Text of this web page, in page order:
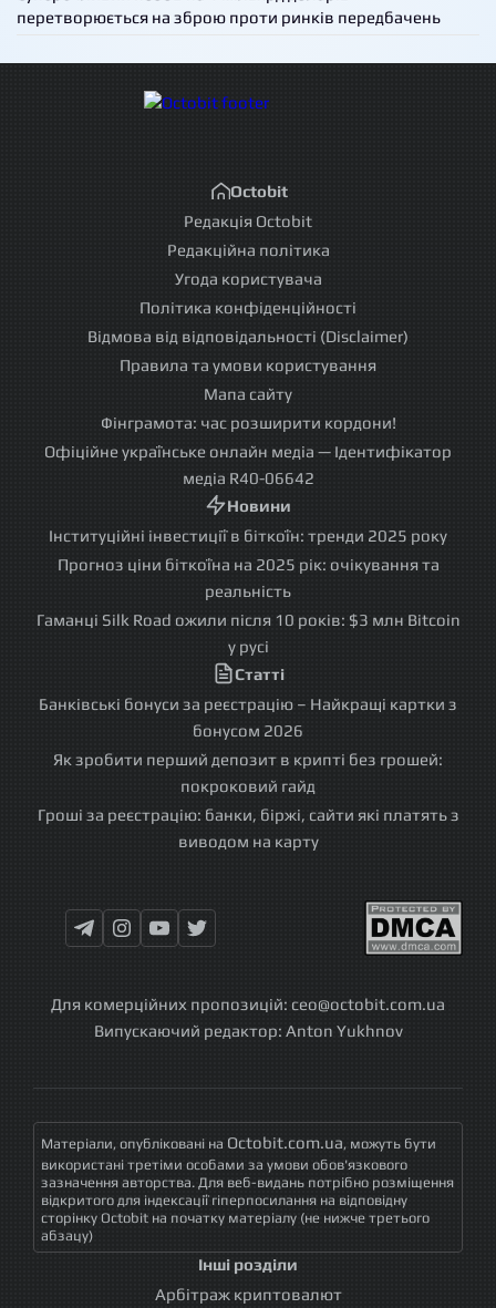
перетворюється на зброю проти ринків передбачень
Octobit
Редакція Octobit
Редакційна політика
Угода користувача
Політика конфіденційності
Відмова від відповідальності (Disclaimer)
Правила та умови користування
Мапа сайту
Фінграмота: час розширити кордони!
Офіційне українське онлайн медіа — Ідентифікатор
медіа R40-06642
Новини
Інституційні інвестиції в біткоїн: тренди 2025 року
Прогноз ціни біткоїна на 2025 рік: очікування та
реальність
Гаманці Silk Road ожили після 10 років: $3 млн Bitcoin
у русі
Статті
Банківські бонуси за реєстрацію – Найкращі картки з
бонусом 2026
Як зробити перший депозит в крипті без грошей:
покроковий гайд
Гроші за реєстрацію: банки, біржі, сайти які платять з
виводом на карту
Для комерційних пропозицій: ceo@octobit.com.ua
Випускаючий редактор: Anton Yukhnov
Матеріали, опубліковані на Octobit.com.ua, можуть бути
використані третіми особами за умови обов'язкового
зазначення авторства. Для веб-видань потрібно розміщення
відкритого для індексації гіперпосилання на відповідну
сторінку Octobit на початку матеріалу (не нижче третього
абзацу)
Інші розділи
Арбітраж криптовалют